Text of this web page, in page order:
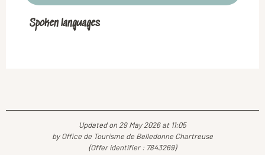
Spoken languages
Spoken languages
Updated on 29 May 2026 at 11:05
by Office de Tourisme de Belledonne Chartreuse
(Offer identifier : 7843269)